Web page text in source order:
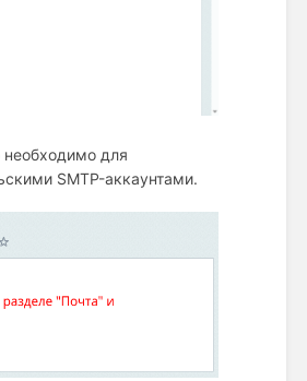
необходимо для
SMTP-аккаунтами.